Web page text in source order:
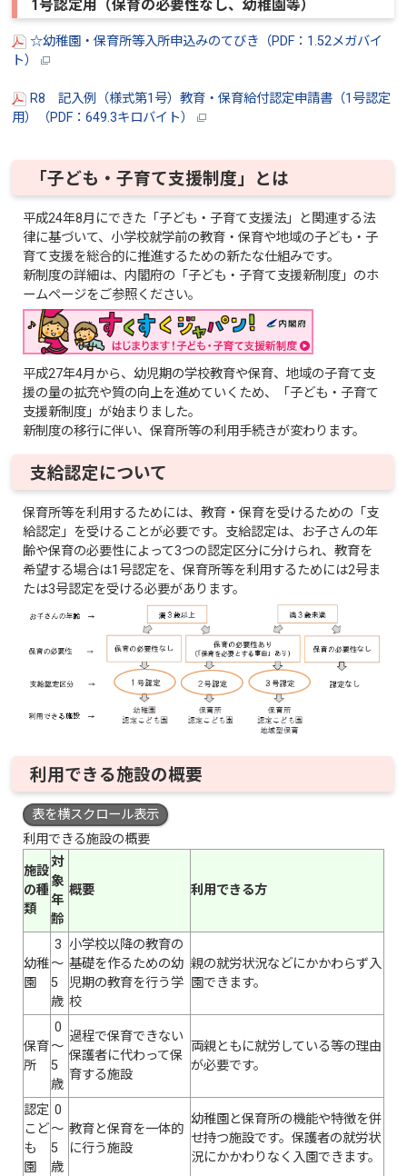
1号認定用（保育の必要性なし、幼稚園等）
☆幼稚園・保育所等入所申込みのてびき（PDF：1.52メガバイ
ト）
R8 記入例（様式第1号）教育・保育給付認定申請書（1号認定
用）（PDF：649.3キロバイト）
「子ども・子育て支援制度」とは
平成24年8月にできた「子ども・子育て支援法」と関連する法
律に基づいて、小学校就学前の教育・保育や地域の子ども・子
育て支援を総合的に推進するための新たな仕組みです。
新制度の詳細は、内閣府の「子ども・子育て支援新制度」のホ
ームページをご参照ください。
平成27年4月から、幼児期の学校教育や保育、地域の子育て支
援の量の拡充や質の向上を進めていくため、「子ども・子育て
支援新制度」が始まりました。
新制度の移行に伴い、保育所等の利用手続きが変わります。
支給認定について
保育所等を利用するためには、教育・保育を受けるための「支
給認定」を受けることが必要です。支給認定は、お子さんの年
齢や保育の必要性によって3つの認定区分に分けられ、教育を
希望する場合は1号認定を、保育所等を利用するためには2号ま
たは3号認定を受ける必要があります。
利用できる施設の概要
表を横スクロール表示
利用できる施設の概要
施設
の種
類
対
象
年
齢
概要 利用できる方
幼稚
園
3
～
5
歳
小学校以降の教育の
基礎を作るための幼
児期の教育を行う学
校
親の就労状況などにかかわらず入
園できます。
保育
所
0
～
5
歳
過程で保育できない
保護者に代わって保
育する施設
両親ともに就労している等の理由
が必要です。
認定
こど
も
園
0
～
5
歳
教育と保育を一体的
に行う施設
幼稚園と保育所の機能や特徴を併
せ持つ施設です。保護者の就労状
況にかかわりなく入園できます。